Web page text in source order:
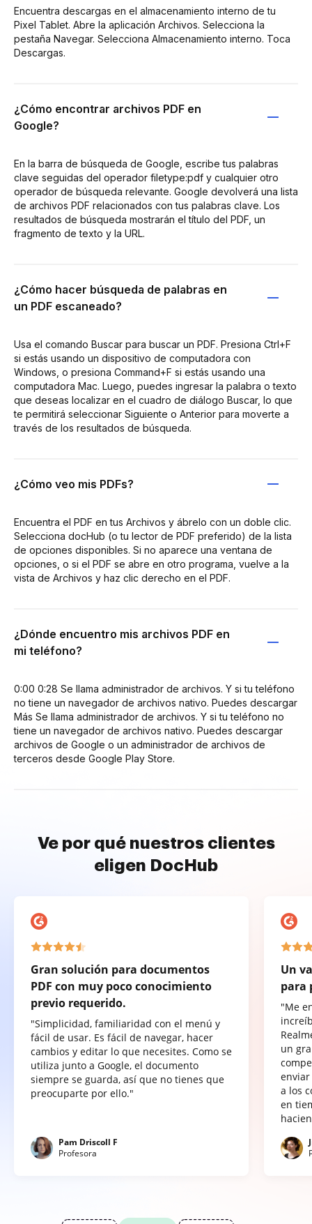
Encuentra descargas en el almacenamiento interno de tu
Pixel Tablet. Abre la aplicación Archivos. Selecciona la
pestaña Navegar. Selecciona Almacenamiento interno. Toca
Descargas.
¿Cómo encontrar archivos PDF en
Google?
En la barra de búsqueda de Google, escribe tus palabras
clave seguidas del operador filetype:pdf y cualquier otro
operador de búsqueda relevante. Google devolverá una lista
de archivos PDF relacionados con tus palabras clave. Los
resultados de búsqueda mostrarán el título del PDF, un
fragmento de texto y la URL.
¿Cómo hacer búsqueda de palabras en
un PDF escaneado?
Usa el comando Buscar para buscar un PDF. Presiona Ctrl+F
si estás usando un dispositivo de computadora con
Windows, o presiona Command+F si estás usando una
computadora Mac. Luego, puedes ingresar la palabra o texto
que deseas localizar en el cuadro de diálogo Buscar, lo que
te permitirá seleccionar Siguiente o Anterior para moverte a
través de los resultados de búsqueda.
¿Cómo veo mis PDFs?
Encuentra el PDF en tus Archivos y ábrelo con un doble clic.
Selecciona docHub (o tu lector de PDF preferido) de la lista
de opciones disponibles. Si no aparece una ventana de
opciones, o si el PDF se abre en otro programa, vuelve a la
vista de Archivos y haz clic derecho en el PDF.
¿Dónde encuentro mis archivos PDF en
mi teléfono?
0:00 0:28 Se llama administrador de archivos. Y si tu teléfono
no tiene un navegador de archivos nativo. Puedes descargar
Más Se llama administrador de archivos. Y si tu teléfono no
tiene un navegador de archivos nativo. Puedes descargar
archivos de Google o un administrador de archivos de
terceros desde Google Play Store.
Ve por qué nuestros clientes
eligen DocHub
Gran solución para documentos
PDF con muy poco conocimiento
previo requerido.
"Simplicidad, familiaridad con el menú y
fácil de usar. Es fácil de navegar, hacer
cambios y editar lo que necesites. Como se
utiliza junto a Google, el documento
siempre se guarda, así que no tienes que
preocuparte por ello."
Pam Driscoll F
Profesora
Un
para
"Me
un
a los
en